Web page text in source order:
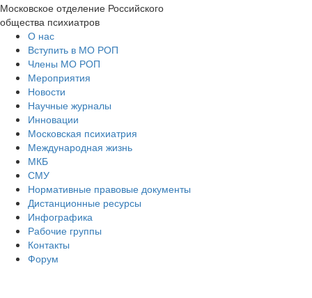
Московское отделение Российского
общества психиатров
О нас
Вступить в МО РОП
Члены МО РОП
Мероприятия
Новости
Научные журналы
Инновации
Московская психиатрия
Международная жизнь
МКБ
СМУ
Нормативные правовые документы
Дистанционные ресурсы
Инфографика
Рабочие группы
Контакты
Форум